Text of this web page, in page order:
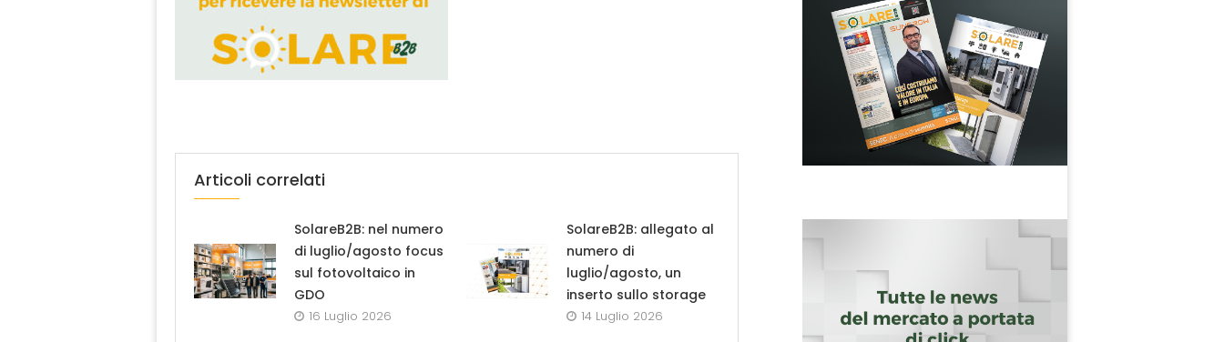
Articoli correlati
SolareB2B: nel numero
di luglio/agosto focus
sul fotovoltaico in
GDO
16 Luglio 2026
SolareB2B: allegato al
numero di
luglio/agosto, un
inserto sullo storage
14 Luglio 2026